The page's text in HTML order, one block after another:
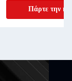
Πάρτε την